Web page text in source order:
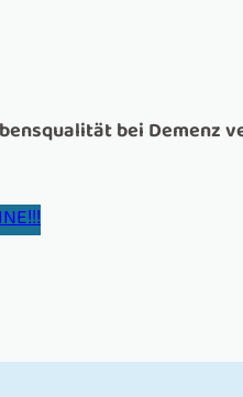
bei Demenz